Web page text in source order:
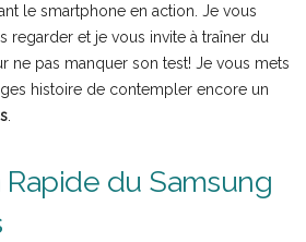
le smartphone en action. Je vous
regarder et je vous invite à traîner du
ne pas manquer son test! Je vous mets
histoire de contempler encore un
Rapide du Samsung